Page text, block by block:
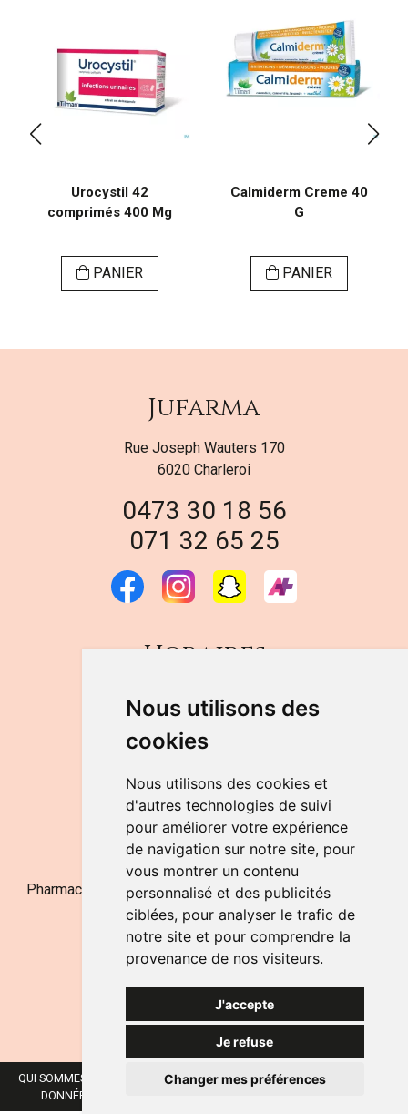
Nous utilisons des
cookies
Nous utilisons des cookies et
d'autres technologies de suivi
pour améliorer votre expérience
de navigation sur notre site, pour
vous montrer un contenu
personnalisé et des publicités
ciblées, pour analyser le trafic de
notre site et pour comprendre la
provenance de nos visiteurs.
J'accepte
Je refuse
Changer mes préférences
Urocystil 42
comprimés 400 Mg
PANIER
Calmiderm Creme 40
G
PANIER
Jufarma
Rue Joseph Wauters 170
6020 Charleroi
0473 30 18 56
071 32 65 25
Horaires
DU LUNDI AU VENDREDI
de 9h à 12h30 et de 14h à 18h
LE SAMEDI
de 9h à 12h30
NOUS CONTACTER
Pharmacie Jufarma - Fatima Abachra - APB 521704 - N°
Entreprise BE0882-700-592
QUI SOMMES-NOUS ? NOS MARQUES MENTIONS LÉGALES
DONNÉES PERSONNELLES